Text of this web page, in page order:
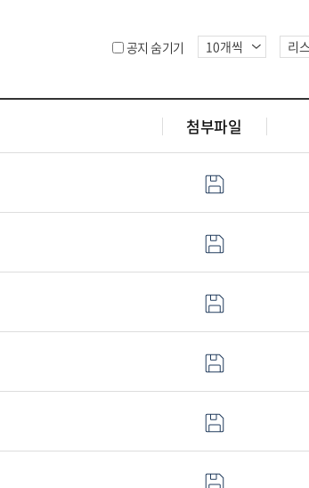
공지 숨기기
첨부파일